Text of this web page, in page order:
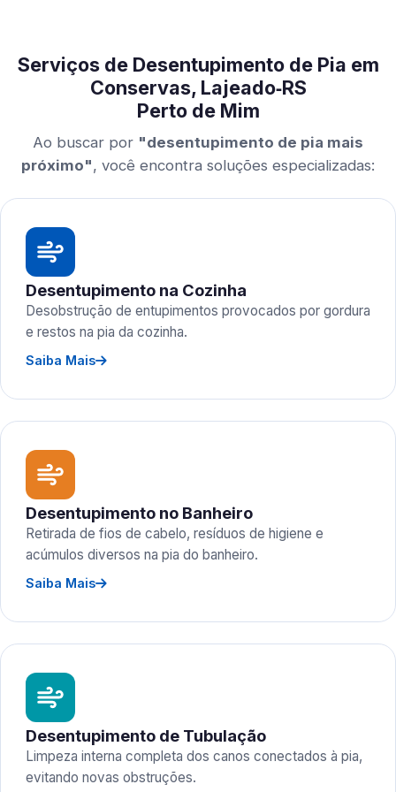
Serviços de Desentupimento de Pia em
Conservas, Lajeado‑RS
Perto de Mim
Ao buscar por "desentupimento de pia mais
próximo", você encontra soluções especializadas:
Desentupimento na Cozinha
Desobstrução de entupimentos provocados por gordura
e restos na pia da cozinha.
Saiba Mais
Desentupimento no Banheiro
Retirada de fios de cabelo, resíduos de higiene e
acúmulos diversos na pia do banheiro.
Saiba Mais
Desentupimento de Tubulação
Limpeza interna completa dos canos conectados à pia,
evitando novas obstruções.